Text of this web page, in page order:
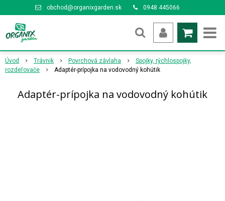
obchod@organixgarden.sk 0948 445066
Úvod Trávnik Povrchová závlaha
Spojky, rýchlospojky,
rozdeľovače
Adaptér-prípojka na vodovodný kohútik
Adaptér-prípojka na vodovodný kohútik